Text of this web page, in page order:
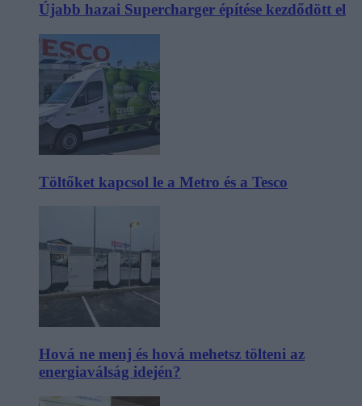
Újabb hazai Supercharger építése kezdődött el
Töltőket kapcsol le a Metro és a Tesco
Hová ne menj és hová mehetsz tölteni az
energiaválság idején?